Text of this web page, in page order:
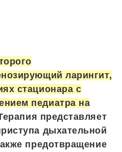
ларингит,
стационара с
педиатра на
представляет
дыхательной
предотвращение